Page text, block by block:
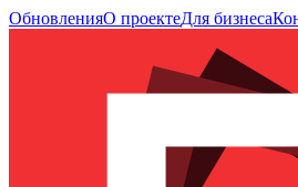
ОбновленияО проектеДля бизнеса